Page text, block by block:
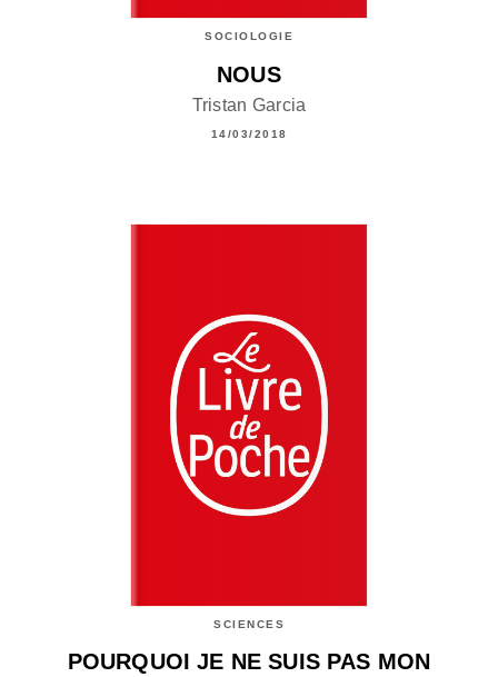
SOCIOLOGIE
NOUS
Tristan Garcia
14/03/2018
SCIENCES
POURQUOI JE NE SUIS PAS MON